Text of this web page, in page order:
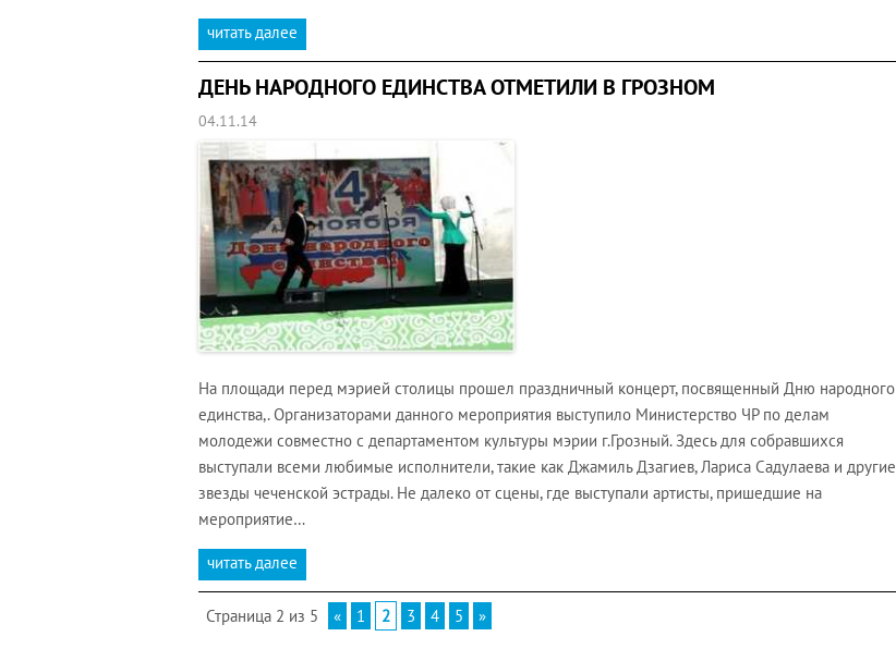
читать далее
ДЕНЬ НАРОДНОГО ЕДИНСТВА ОТМЕТИЛИ В ГРОЗНОМ
04.11.14
На площади перед мэрией столицы прошел праздничный концерт, посвященный Дню народного
единства,. Организаторами данного мероприятия выступило Министерство ЧР по делам
молодежи совместно с департаментом культуры мэрии г.Грозный. Здесь для собравшихся
выступали всеми любимые исполнители, такие как Джамиль Дзагиев, Лариса Садулаева и другие
звезды чеченской эстрады. Не далеко от сцены, где выступали артисты, пришедшие на
мероприятие…
читать далее
Страница 2 из 5 « 1 2 3 4 5 »